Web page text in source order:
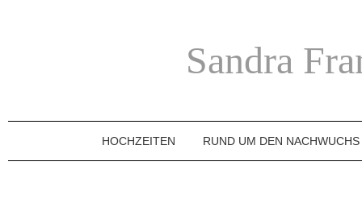
Sandra
HOCHZEITEN RUND UM DEN NACHWUCHS